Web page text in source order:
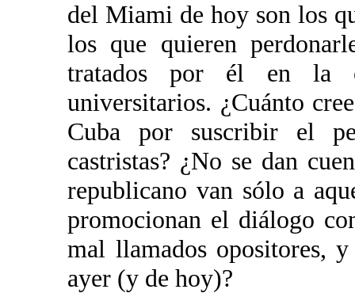
del Miami de hoy son los
los que quieren
tratados por él en la
universitarios. ¿Cuánto
Cuba por suscribir el
castristas? ¿No se dan
republicano van sólo a
promocionan el diálogo
mal llamados opositores,
ayer (y de hoy)?